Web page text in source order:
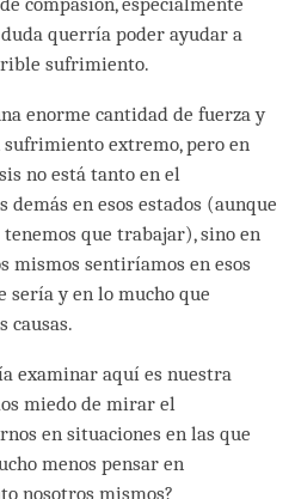
querría poder ayudar a
sufrimiento.
enorme cantidad de fuerza y
extremo, pero en
no está tanto en el
en esos estados (aunque
que trabajar), sino en
mismos sentiríamos en esos
sería y en lo mucho que
causas.
examinar aquí es nuestra
miedo de mirar el
en situaciones en las que
menos pensar en
nosotros mismos?